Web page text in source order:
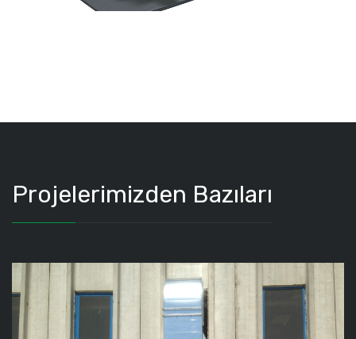
Projelerimizden Bazıları